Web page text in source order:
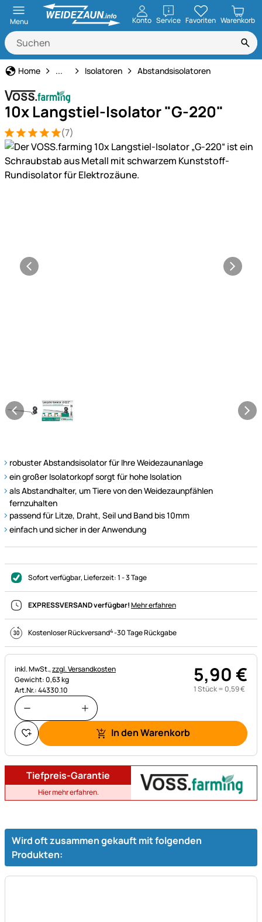
Menu Konto ServiceöffnenFavoriten Warenkorb
Home Weidezaun
... Isolatoren Abstandsisolatoren
10x Langstiel-Isolator "G-220"
Bewertung: 5 von 5 (7 Bewertungen)
7 Bewertungen(7)
Produktgalerie
robuster Abstandsisolator für Ihre Weidezaunanlage
ein großer Isolatorkopf sorgt für hohe Isolation
als Abstandhalter, um Tiere von den Weidezaunpfählen
fernzuhalten
passend für Litze, Draht, Seil und Band bis 10mm
einfach und sicher in der Anwendung
Sofort verfügbar, Lieferzeit:1 - 3 Tage
EXPRESSVERSAND verfügbar!Mehr erfahren
Kostenloser Rückversand4-30 Tage Rückgabe
Steuerhinweis:
inkl. MwSt.,zzgl. Versandkosten
Gewicht: 0,63 kg
Art.Nr.: 44330.10
5,90€
1 Stück = 0,59€
In den Warenkorb
Tiefpreis-Garantie
Hier mehr erfahren.
Wird oft zusammen gekauft mit folgenden
Produkten: